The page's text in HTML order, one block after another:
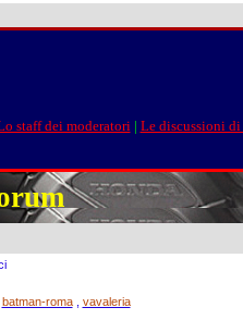
staff dei moderatori | Le discussioni
batman-roma, vavaleria